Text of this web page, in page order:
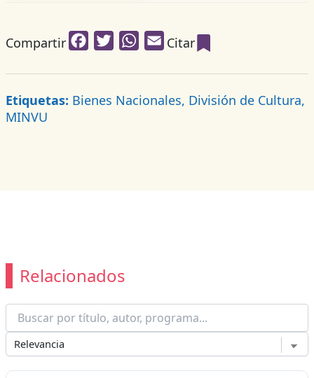
Compartir FacebookTwitterWhatsApp
Email
Citar
Etiquetas: Bienes Nacionales, División de Cultura,
MINVU
Relacionados